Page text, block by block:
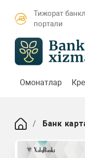
Тижорат
портали
Омонатлар
Банк